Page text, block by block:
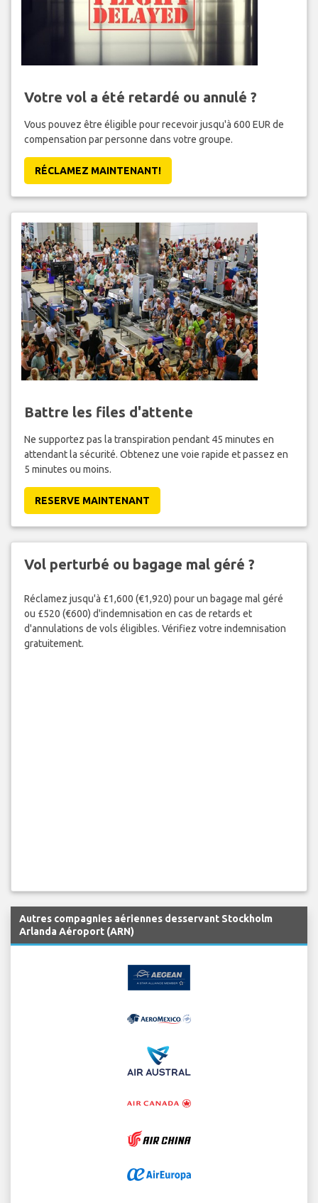
Votre vol a été retardé ou annulé ?
Vous pouvez être éligible pour recevoir jusqu'à 600 EUR de
compensation par personne dans votre groupe.
RÉCLAMEZ MAINTENANT!
Battre les files d'attente
Ne supportez pas la transpiration pendant 45 minutes en
attendant la sécurité. Obtenez une voie rapide et passez en
5 minutes ou moins.
RESERVE MAINTENANT
Vol perturbé ou bagage mal géré ?
Réclamez jusqu'à £1,600 (€1,920) pour un bagage mal géré
ou £520 (€600) d'indemnisation en cas de retards et
d'annulations de vols éligibles. Vérifiez votre indemnisation
gratuitement.
Autres compagnies aériennes desservant Stockholm
Arlanda Aéroport (ARN)